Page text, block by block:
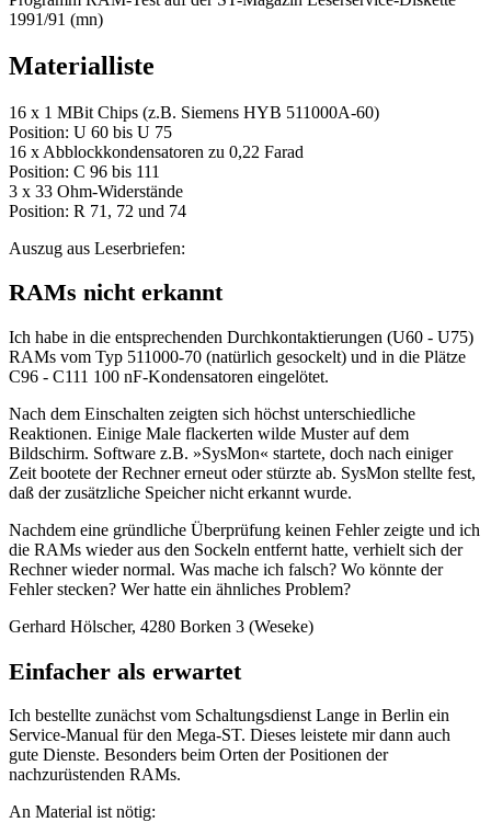
1991/91 (mn)
Materialliste
16 x 1 MBit Chips (z.B. Siemens HYB 511000A-60)
Position: U 60 bis U 75
16 x Abblockkondensatoren zu 0,22 Farad
Position: C 96 bis 111
3 x 33 Ohm-Widerstände
Position: R 71, 72 und 74
Auszug aus Leserbriefen:
RAMs nicht erkannt
Ich habe in die entsprechenden Durchkontaktierungen (U60 - U75)
RAMs vom Typ 511000-70 (natürlich gesockelt) und in die Plätze
C96 - C111 100 nF-Kondensatoren eingelötet.
Nach dem Einschalten zeigten sich höchst unterschiedliche
Reaktionen. Einige Male flackerten wilde Muster auf dem
Bildschirm. Software z.B. »SysMon« startete, doch nach einiger
Zeit bootete der Rechner erneut oder stürzte ab. SysMon stellte fest,
daß der zusätzliche Speicher nicht erkannt wurde.
Nachdem eine gründliche Überprüfung keinen Fehler zeigte und ich
die RAMs wieder aus den Sockeln entfernt hatte, verhielt sich der
Rechner wieder normal. Was mache ich falsch? Wo könnte der
Fehler stecken? Wer hatte ein ähnliches Problem?
Gerhard Hölscher, 4280 Borken 3 (Weseke)
Einfacher als erwartet
Ich bestellte zunächst vom Schaltungsdienst Lange in Berlin ein
Service-Manual für den Mega-ST. Dieses leistete mir dann auch
gute Dienste. Besonders beim Orten der Positionen der
nachzurüstenden RAMs.
An Material ist nötig: